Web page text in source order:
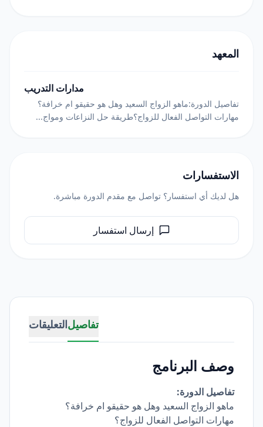
تفاصيلالتعليقات
وصف البرنامج
تفاصيل الدورة:
ماهو الزواج السعيد وهل هو حقيقو ام خرافة؟
مهارات التواصل الفعال للزواج؟
المعهد
مدارات التدريب
تفاصيل الدورة:ماهو الزواج السعيد وهل هو حقيقو ام خرافة؟
مهارات التواصل الفعال للزواج؟طريقة حل النزاعات ومواج...
الاستفسارات
هل لديك أي استفسار؟ تواصل مع مقدم الدورة مباشرة.
إرسال استفسار